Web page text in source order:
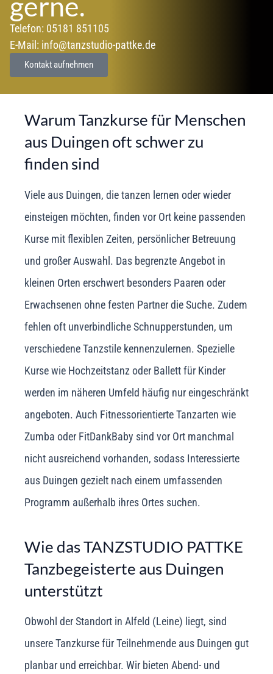
Telefon: 05181 851105
E-Mail: info@tanzstudio-pattke.de
Kontakt aufnehmen
Warum Tanzkurse für Menschen
aus Duingen oft schwer zu
finden sind
Viele aus Duingen, die tanzen lernen oder wieder
einsteigen möchten, finden vor Ort keine passenden
Kurse mit flexiblen Zeiten, persönlicher Betreuung
und großer Auswahl. Das begrenzte Angebot in
kleinen Orten erschwert besonders Paaren oder
Erwachsenen ohne festen Partner die Suche. Zudem
fehlen oft unverbindliche Schnupperstunden, um
verschiedene Tanzstile kennenzulernen. Spezielle
Kurse wie Hochzeitstanz oder Ballett für Kinder
werden im näheren Umfeld häufig nur eingeschränkt
angeboten. Auch Fitnessorientierte Tanzarten wie
Zumba oder FitDankBaby sind vor Ort manchmal
nicht ausreichend vorhanden, sodass Interessierte
aus Duingen gezielt nach einem umfassenden
Programm außerhalb ihres Ortes suchen.
Wie das TANZSTUDIO PATTKE
Tanzbegeisterte aus Duingen
unterstützt
Obwohl der Standort in Alfeld (Leine) liegt, sind
unsere Tanzkurse für Teilnehmende aus Duingen gut
planbar und erreichbar. Wir bieten Abend- und